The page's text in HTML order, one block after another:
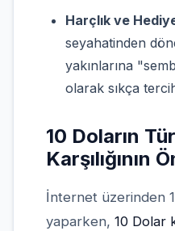
Harçlık ve
seyahatinden
yakınlarına
olarak sıkça
10 Doların
Karşılığının
İnternet üzerinden
yaparken, 10 Dolar